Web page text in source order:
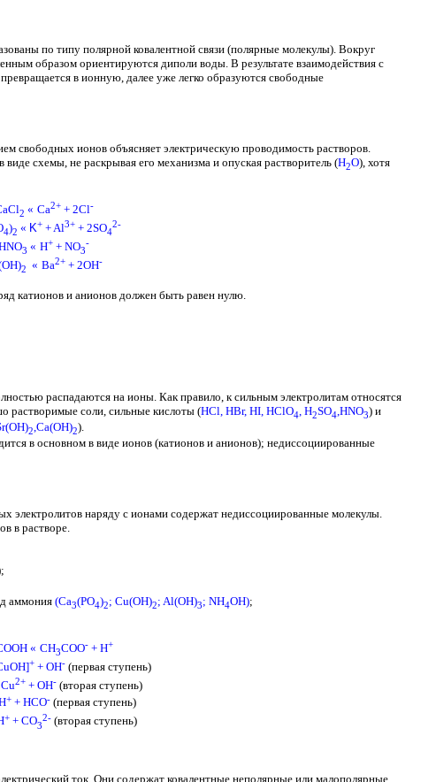
по типу полярной ковалентной связи (полярные молекулы). Вокруг
образом ориентируются диполи воды. В результате взаимодействия с
в ионную, далее уже легко образуются свободные
свободных ионов объясняет электрическую проводимость растворов.
схемы, не раскрывая его механизма и опуская растворитель (H2O), хотя
2 « Ca2+ + 2Cl-
4)2 « K+ + Al3+ + 2SO4
2-
3 « H+ + NO3
-
2 « Ba2+ + 2OH-
катионов и анионов должен быть равен нулю.
распадаются на ионы. Как правило, к сильным электролитам относятся
растворимые соли, сильные кислоты (HCl, HBr, HI, HClO4, H2SO4,HNO3) и
(OH)2 Ca(OH)2).
в основном в виде ионов (катионов и анионов); недиссоциированные
наряду с ионами содержат недиссоциированные молекулы.
в растворе.
аммония(Ca3(PO4)2; Cu(OH)2; Al(OH)3; NH4OH);
« CH3COO- + H+
]++ OH- (первая ступень)
Cu2++ OH- (вторая ступень)
+ + HCO- (первая ступень)
++ CO3
2- (вторая ступень)
ток. Они содержат ковалентные неполярные или малополярные